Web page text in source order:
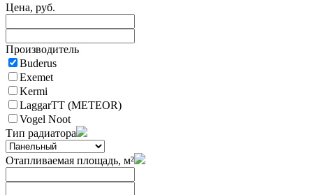
Цена, руб.
Производитель
Buderus
Exemet
Kermi
LaggarTT (METEOR)
Vogel Noot
Тип радиатора
Отапливаемая площадь, м²